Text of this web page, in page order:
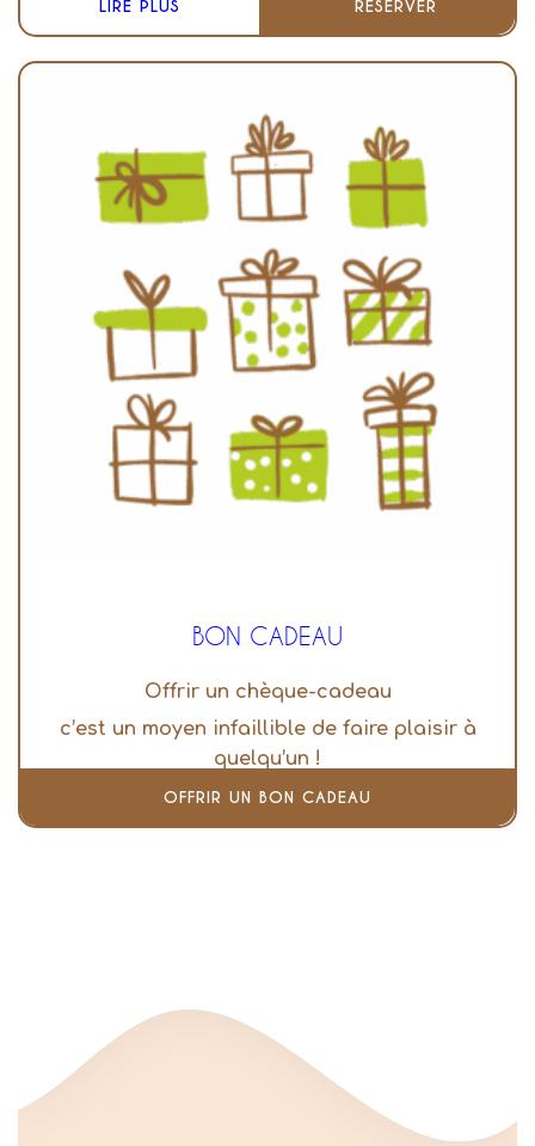
LIRE PLUS RÉSERVER
BON CADEAU
Offrir un chèque-cadeau
c’est un moyen infaillible de faire plaisir à
quelqu’un !
OFFRIR UN BON CADEAU